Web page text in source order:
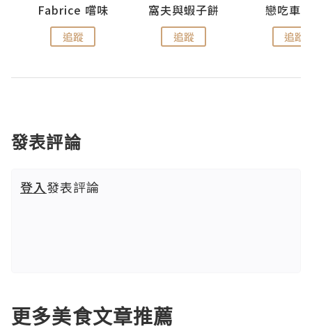
Fabrice 嚐味
追蹤
窩夫與蝦子餅
追蹤
戀吃車
追蹤
發表評論
登入發表評論
更多美食文章推薦